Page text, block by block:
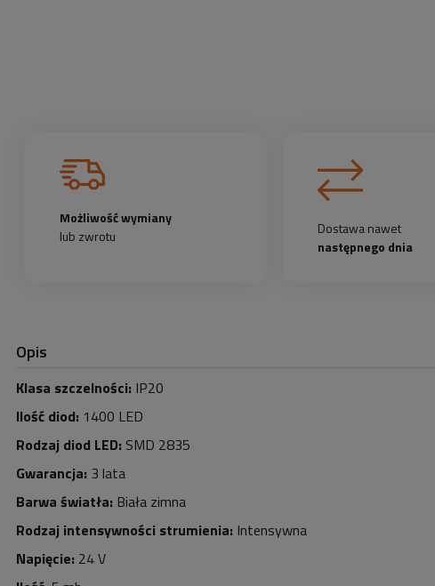
Możliwość wymiany
lub zwrotu
Dostawa nawet
następnego dnia
Opis
Klasa szczelności: IP20
Ilość diod: 1400 LED
Rodzaj diod LED: SMD 2835
Gwarancja: 3 lata
Barwa światła: Biała zimna
Rodzaj intensywności strumienia: Intensywna
Napięcie: 24 V